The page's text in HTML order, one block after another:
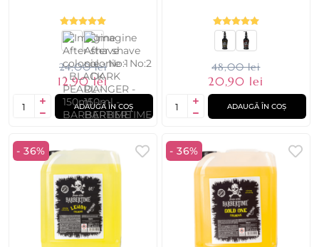
24,00 lei
12,90 lei
ADAUGĂ ÎN COȘ
48,00 lei
20,90 lei
ADAUGĂ ÎN COȘ
- 36% - 36%